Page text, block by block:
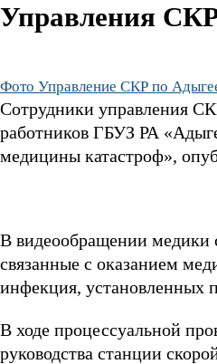
Управления
Фото Управление СКР по
Сотрудники управления
работников ГБУЗ РА
медицины катастроф»,
В видеообращении медики
связанные с оказанием
инфекция, установленных
В ходе процессуальной
руководства станции